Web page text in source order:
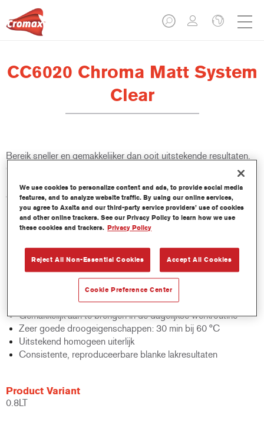
CC6020 Chroma Matt System
Clear
Bereik sneller en gemakkelijker dan ooit uitstekende resultaten.
CC6020 Chroma Matt System Clear & CC6010 Chroma Semi
afwerking - zelfs voor de ultralage glansniveaus. Met aanzienlijk
kortere droogtijden verhoogt dit eersteklas systeem ook de
productiviteit van schadeherstelbedrijven.
Product- eigenschappen
Geschikt voor de reparatie van moderne ultramatte OEM-
afwerkingen
Breed scala aan glansgradaties van 5 tot 65 glanseenheden
Gemakkelijk aan te brengen in de dagelijkse werkroutine
Zeer goede droogeigenschappen: 30 min bij 60 °C
Uitstekend homogeen uiterlijk
Consistente, reproduceerbare blanke lakresultaten
Product Variant
0.8LT
We use cookies to personalize content and ads, to provide social media
features, and to analyze website traffic. By using our online services,
you agree to Axalta and our third-party service providers’ use of cookies
and other online trackers. See our Privacy Policy to learn how we use
these cookies and trackers. Privacy Policy
Reject All Non-Essential Cookies Accept All Cookies
Cookie Preference Center